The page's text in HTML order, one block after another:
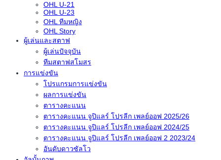
OHL U-21
OHL U-23
OHL ทีมหญิง
OHL Story
ผู้เล่นและสตาฟ
ผู้เล่นปัจจุบัน
ทีมสตาฟสโมสร
การแข่งขัน
โปรแกรมการแข่งขัน
ผลการแข่งขัน
ตารางคะแนน
ตารางคะแนน จูปิแลร์ โปรลีก เพลย์ออฟ 2025/26
ตารางคะแนน จูปิแลร์ โปรลีก เพลย์ออฟ 2024/25
ตารางคะแนน จูปิแลร์ โปรลีก เพลย์ออฟ 2 2023/24
อันดับดาวซัลโว